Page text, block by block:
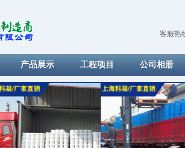
客服热
产品展示 工程项目 公司相册